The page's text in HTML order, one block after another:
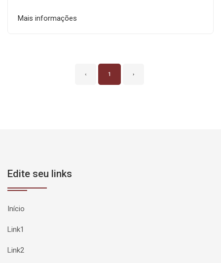
Mais informações
‹ 1 ›
Edite seu links
Início
Link1
Link2